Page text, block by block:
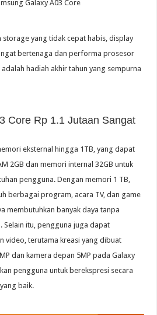
storage yang tidak cepat habis, display
bertenaga dan performa prosesor
hadiah akhir tahun yang sempurna
Core Rp 1.1 Jutaan Sangat
eksternal hingga 1TB, yang dapat
2GB dan memori internal 32GB untuk
pengguna. Dengan memori 1 TB,
berbagai program, acara TV, dan game
membutuhkan banyak daya tanpa
Selain itu, pengguna juga dapat
video, terutama kreasi yang dibuat
dan kamera depan 5MP pada Galaxy
pengguna untuk berekspresi secara
baik.